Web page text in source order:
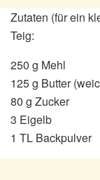
Zutaten (für ein
Teig:
250 g Mehl
125 g Butter
80 g Zucker
3 Eigelb
1 TL Backpulver